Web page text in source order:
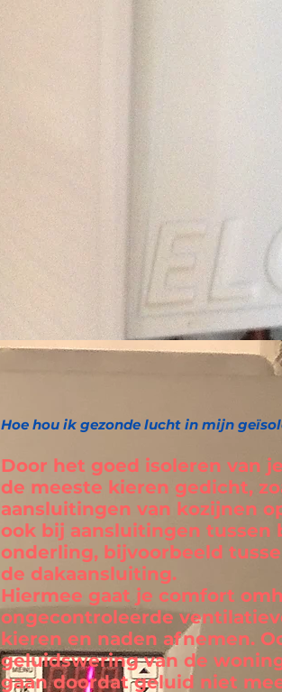
Hoe hou ik gezonde lucht in mijn
Door het goed isoleren van
de meeste kieren gedicht,
aansluitingen van kozijnen
ook bij aansluitingen tussen
onderling, bijvoorbeeld
de dakaansluiting.
Hiermee gaat je comfort
ongecontroleerde
kieren en naden afnemen.
geluidswering van de
gaan doordat geluid niet